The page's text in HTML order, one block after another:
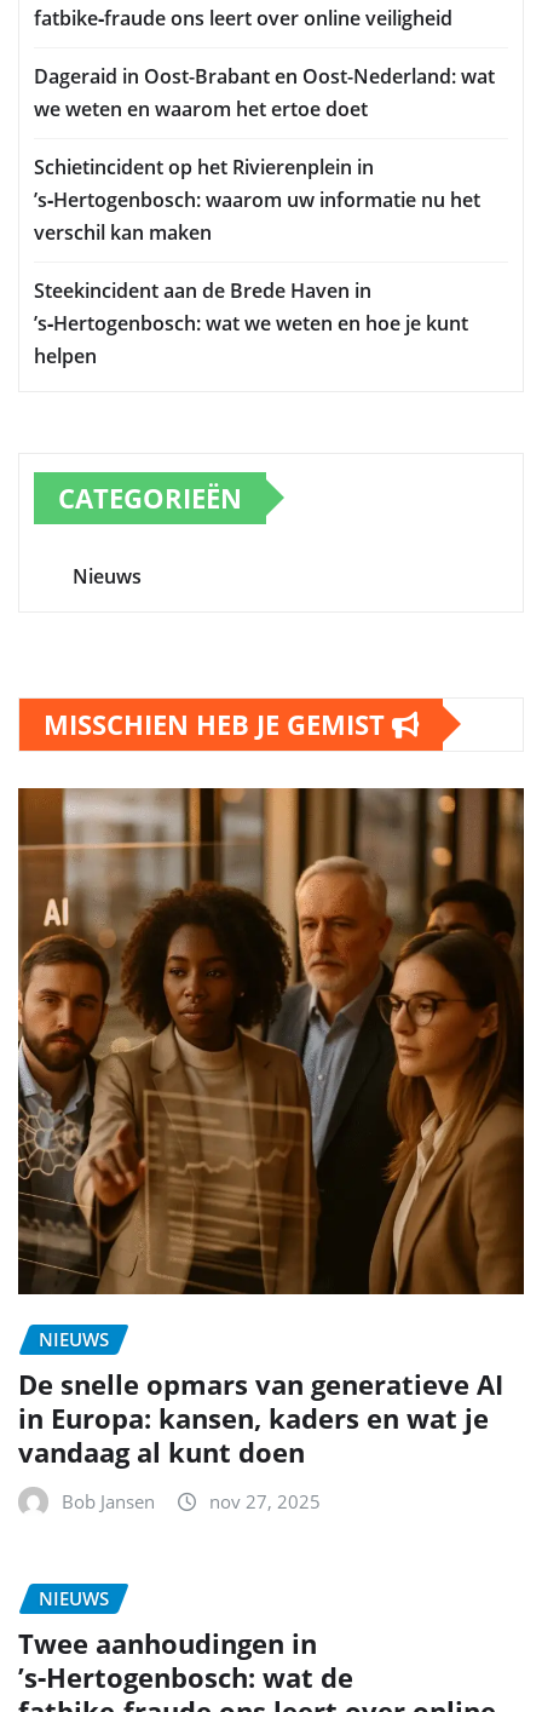
fatbike‑fraude ons leert over online veiligheid
Dageraid in Oost-Brabant en Oost-Nederland: wat
we weten en waarom het ertoe doet
Schietincident op het Rivierenplein in
’s‑Hertogenbosch: waarom uw informatie nu het
verschil kan maken
Steekincident aan de Brede Haven in
’s‑Hertogenbosch: wat we weten en hoe je kunt
helpen
CATEGORIEËN
Nieuws
MISSCHIEN HEB JE GEMIST
NIEUWS
De snelle opmars van generatieve AI
in Europa: kansen, kaders en wat je
vandaag al kunt doen
Bob Jansen nov 27, 2025
NIEUWS
Twee aanhoudingen in
’s‑Hertogenbosch: wat de